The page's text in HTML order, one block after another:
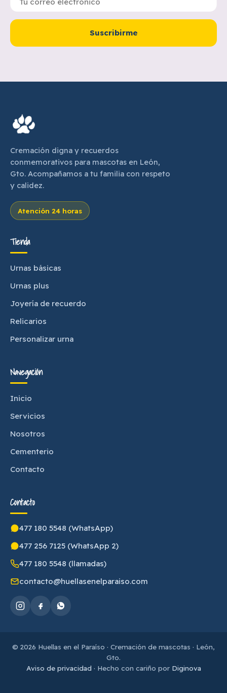
Suscribirme
Cremación digna y recuerdos
conmemorativos para mascotas en León,
Gto. Acompañamos a tu familia con respeto
y calidez.
Atención 24 horas
Tienda
Urnas básicas
Urnas plus
Joyería de recuerdo
Relicarios
Personalizar urna
Navegación
Inicio
Servicios
Nosotros
Cementerio
Contacto
Contacto
477 180 5548 (WhatsApp)
477 256 7125 (WhatsApp 2)
477 180 5548 (llamadas)
contacto@huellasenelparaiso.com
© 2026 Huellas en el Paraíso · Cremación de mascotas · León,
Gto.
Aviso de privacidad · Hecho con cariño por Diginova